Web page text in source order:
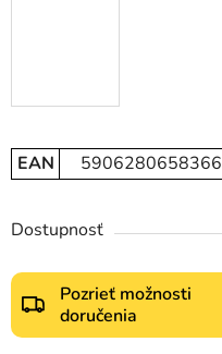
EAN 5906280658366
Dostupnosť
Pozrieť možnosti
doručenia